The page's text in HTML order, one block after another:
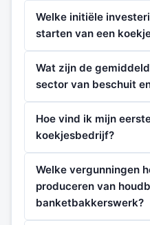
Welke initiële
starten van een
Wat zijn de
sector van beschuit
Hoe vind ik mijn
koekjesbedrijf?
Welke vergunningen
produceren van
banketbakkerswerk?